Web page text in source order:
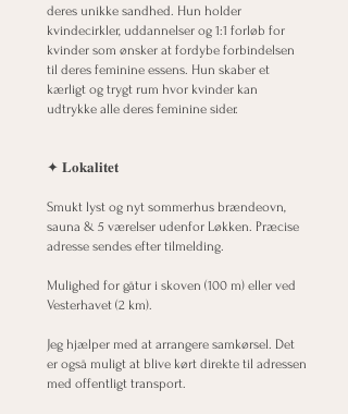
deres unikke sandhed. Hun holder
kvindecirkler, uddannelser og 1:1 forløb for
kvinder som ønsker at fordybe forbindelsen
til deres feminine essens. Hun skaber et
kærligt og trygt rum hvor kvinder kan
udtrykke alle deres feminine sider.
✦ 𝐋𝐨𝐤𝐚𝐥𝐢𝐭𝐞𝐭
​Smukt lyst og nyt sommerhus brændeovn,
sauna & 5 værelser udenfor Løkken. Præcise
adresse sendes efter tilmelding.
Mulighed for gåtur i skoven (100 m) eller ved
Vesterhavet (2 km).
Jeg hjælper med at arrangere samkørsel. Det
er også muligt at blive kørt direkte til adressen
med offentligt transport.